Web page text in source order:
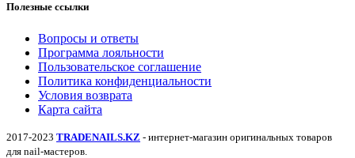
Полезные ссылки
Вопросы и ответы
Программа лояльности
Пользовательское соглашение
Политика конфиденциальности
Условия возврата
Карта сайта
2017-2023 TRADENAILS.KZ - интернет-магазин оригинальных товаров
для nail-мастеров.